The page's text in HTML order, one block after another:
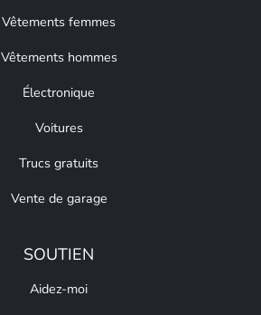
Vêtements femmes
Vêtements hommes
Électronique
Voitures
Trucs gratuits
Vente de garage
SOUTIEN
Aidez-moi